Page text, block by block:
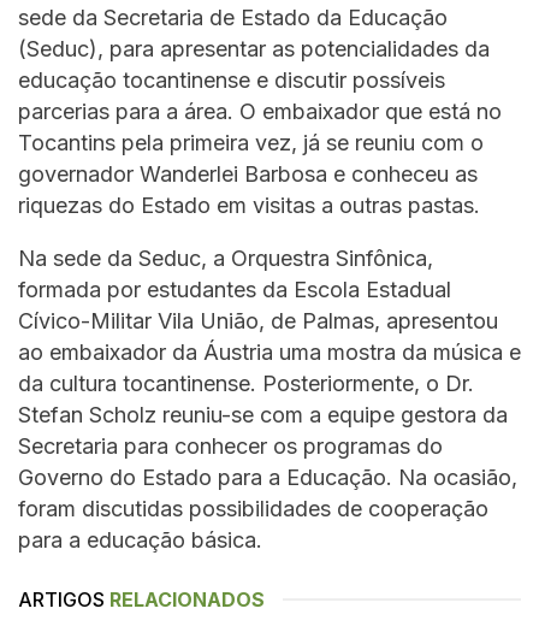
sede da Secretaria de Estado da Educação
(Seduc), para apresentar as potencialidades da
educação tocantinense e discutir possíveis
parcerias para a área. O embaixador que está no
Tocantins pela primeira vez, já se reuniu com o
governador Wanderlei Barbosa e conheceu as
riquezas do Estado em visitas a outras pastas.
Na sede da Seduc, a Orquestra Sinfônica,
formada por estudantes da Escola Estadual
Cívico-Militar Vila União, de Palmas, apresentou
ao embaixador da Áustria uma mostra da música e
da cultura tocantinense. Posteriormente, o Dr.
Stefan Scholz reuniu-se com a equipe gestora da
Secretaria para conhecer os programas do
Governo do Estado para a Educação. Na ocasião,
foram discutidas possibilidades de cooperação
para a educação básica.
ARTIGOS RELACIONADOS